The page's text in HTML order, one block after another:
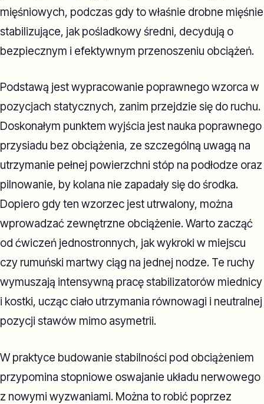
mięśniowych, podczas gdy to właśnie drobne mięśnie
stabilizujące, jak pośladkowy średni, decydują o
bezpiecznym i efektywnym przenoszeniu obciążeń.
Podstawą jest wypracowanie poprawnego wzorca w
pozycjach statycznych, zanim przejdzie się do ruchu.
Doskonałym punktem wyjścia jest nauka poprawnego
przysiadu bez obciążenia, ze szczególną uwagą na
utrzymanie pełnej powierzchni stóp na podłodze oraz
pilnowanie, by kolana nie zapadały się do środka.
Dopiero gdy ten wzorzec jest utrwalony, można
wprowadzać zewnętrzne obciążenie. Warto zacząć
od ćwiczeń jednostronnych, jak wykroki w miejscu
czy rumuński martwy ciąg na jednej nodze. Te ruchy
wymuszają intensywną pracę stabilizatorów miednicy
i kostki, ucząc ciało utrzymania równowagi i neutralnej
pozycji stawów mimo asymetrii.
W praktyce budowanie stabilności pod obciążeniem
przypomina stopniowe oswajanie układu nerwowego
z nowymi wyzwaniami. Można to robić poprzez